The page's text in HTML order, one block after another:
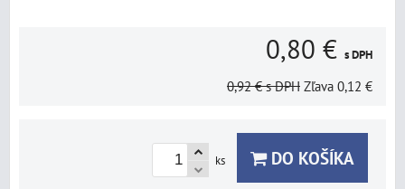
0,80 € s DPH
0,92 € s DPH Zľava 0,12 €
ks DO KOŠÍKA